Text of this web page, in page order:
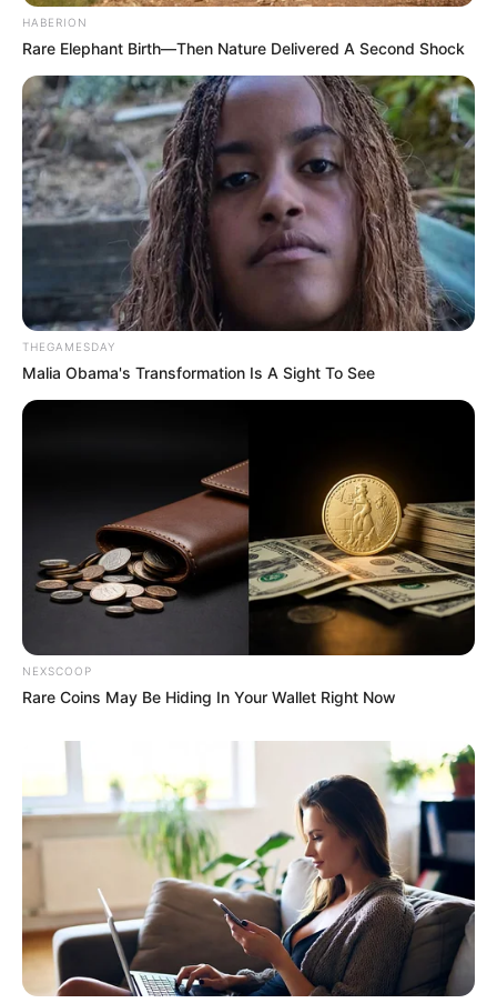
Decor online
HABERION
Rare Elephant Birth—Then Nature Delivered A Second Shock
THEGAMESDAY
Malia Obama's Transformation Is A Sight To See
NEXSCOOP
Rare Coins May Be Hiding In Your Wallet Right Now